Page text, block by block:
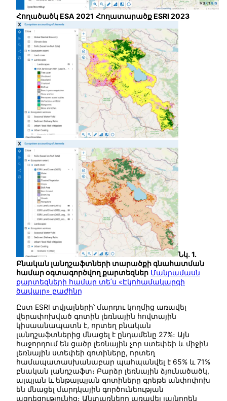
Հողածածկ ESA 2021 Հողատարածք ESRI 2023
Նկ. 1.
Բնական լանդշաֆտների տարածքի գնահատման
համար օգտագործվող քարտեզներ Մանրամասն
քարտեզների համար տե՛ս «Էկոհամակարգի
ծավալը» բաժինը
Ըստ ESRI տվյալների՝ մարդու կողմից առավել
վերափոխված գոտին լեռնային հովտային
կիսաանապատն է, որտեղ բնական
լանդշաֆտներից մնացել է ընդամենը 27%։ Այն
հաջորդում են ցածր լեռնային չոր ստեփեի և միջին
լեռնային ստեփեի գոտիները, որտեղ
համապատասխանաբար պահպանվել է 65% և 71%
բնական լանդշաֆտ։ Բարձր լեռնային ձյունածածկ,
ալպյան և ենթալպյան գոտիները գրեթե անփոփոխ
են մնացել մարդկային գործունեության
ազդեցությունից։ Անտառները առավել լայնորեն